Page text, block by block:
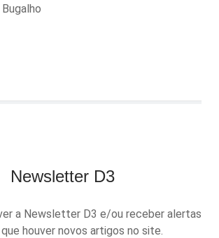
Newsletter D3
a Newsletter D3 e/ou receber alertas
houver novos artigos no site.